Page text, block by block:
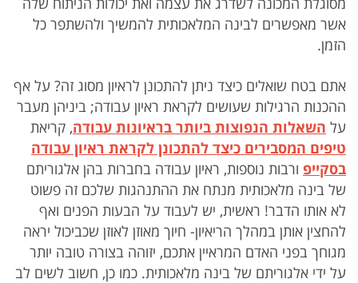
אשר מאפשרים לבינה המלאכותית להמשיך ולהשתפר כל
הזמן.
אתם בטח שואלים כיצד ניתן להתכונן לראיון מסוג זה? על אף
ההכנות הרגילות שעושים לקראת ראיון עבודה; ביניהן מעבר
על השאלות הנפוצות ביותר בראיונות עבודה, קריאת
טיפים המסבירים כיצד להתכונן לקראת ראיון עבודה
בסקייפ ורבות נוספות, ראיון עבודה בחברות בהן אלגוריתם
של בינה מלאכותית מנתח את ההתנהגות שלכם זה פשוט
לא אותו הדבר! ראשית, יש לעבוד על הבעות הפנים ואף
להחצין אותן במהלך הריאיון- חיוך מאוזן לאוזן שכביכול יראה
מגוחך בפני האדם המראיין אתכם, יזוהה בצורה טובה יותר
על ידי אלגוריתם של בינה מלאכותית. כמו כן, חשוב לשים לב